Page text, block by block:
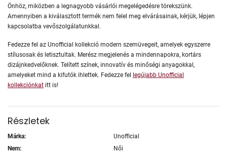
Önhöz, miközben a legnagyobb vásárlói megelégedésre törekszünk.
Amennyiben a kiválasztott termék nem felel meg elvárásainak, kérjük, lépjen
kapcsolatba vevőszolgálatunkkal.
Fedezze fel az Unofficial kollekció modern szemüvegeit, amelyek egyszerre
stílusosak és letisztultak. Merész megjelenés a mindennapokra, kortárs
dizájnkedvelőknek. Telített színek, innovatív és minőségi anyagokkal,
amelyeket mind a kifutók ihlettek. Fedezze fel
legújabb Unofficial
kollekciónkat itt is!
Részletek
Márka:
Unofficial
Nem:
Női